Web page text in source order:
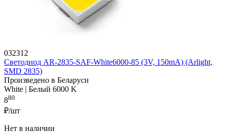
032312
Светодиод AR-2835-SAF-White6000-85 (3V, 150mA) (Arlight,
SMD 2835)
Произведено в Беларуси
White | Белый 6000 K
880
₽/шт
Нет в наличии